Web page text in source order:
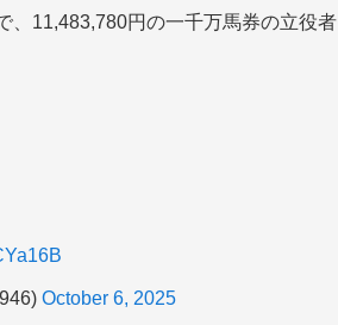
、11,483,780円の一千万馬券の立役者
October 6, 2025